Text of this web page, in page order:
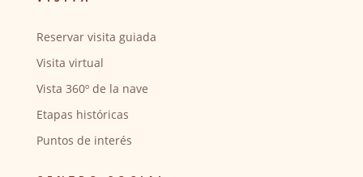
Reservar visita guiada
Visita virtual
Vista 360º de la nave
Etapas históricas
Puntos de interés